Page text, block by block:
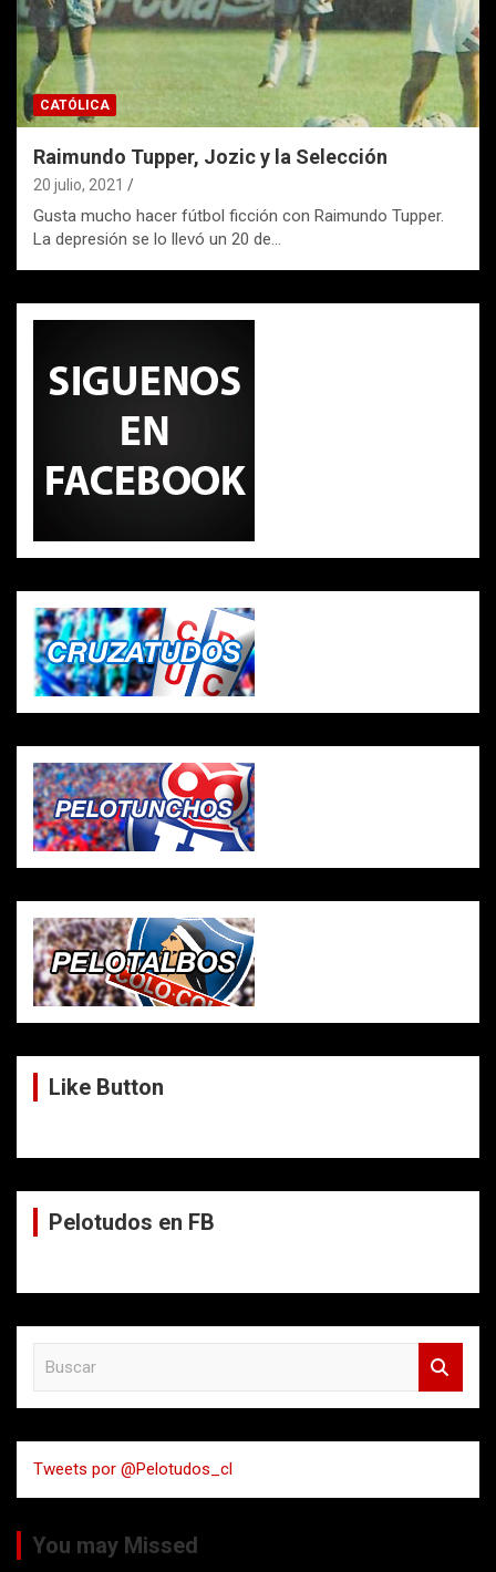
CATÓLICA
Raimundo Tupper, Jozic y la Selección
20 julio, 2021
Gusta mucho hacer fútbol ficción con Raimundo Tupper.
La depresión se lo llevó un 20 de…
Like Button
Pelotudos en FB
a
r
Tweets por @Pelotudos_cl
You may Missed